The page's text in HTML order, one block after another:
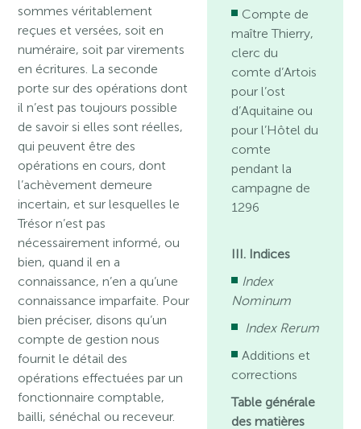
sommes véritablement
reçues et versées, soit en
numéraire, soit par virements
en écritures. La seconde
porte sur des opérations dont
il n’est pas toujours possible
de savoir si elles sont réelles,
qui peuvent être des
opérations en cours, dont
l’achèvement demeure
incertain, et sur lesquelles le
Trésor n’est pas
nécessairement informé, ou
bien, quand il en a
connaissance, n’en a qu’une
connaissance imparfaite. Pour
bien préciser, disons qu’un
compte de gestion nous
fournit le détail des
opérations effectuées par un
fonctionnaire comptable,
bailli, sénéchal ou receveur.
Compte de
maître Thierry,
clerc du
comte d’Artois
pour l’ost
d’Aquitaine ou
pour l’Hôtel du
comte
pendant la
campagne de
1296
III. Indices
Index
Nominum
Index Rerum
Additions et
corrections
Table générale
des matières